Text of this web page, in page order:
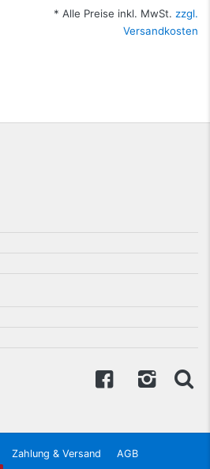
* Alle Preise inkl. MwSt. zzgl.
Versandkosten
Zahlung & Versand
AGB